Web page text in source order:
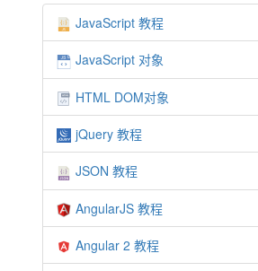
JavaScript 教程
JavaScript 对象
HTML DOM对象
jQuery 教程
JSON 教程
AngularJS 教程
Angular 2 教程